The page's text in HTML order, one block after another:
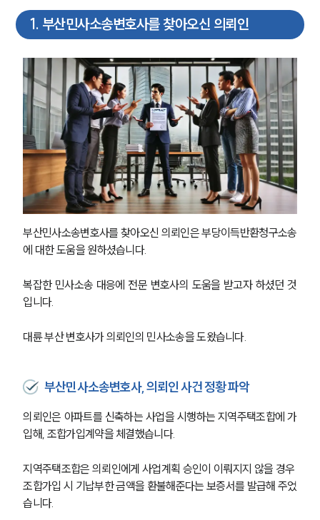
1 . 부산민사소송변호사를 찾아오신 의뢰인
부산민사소송변호사를 찾아오신 의뢰인은 부당이득반환청구소송
에 대한 도움을 원하셨습니다.
복잡한 민사소송 대응에 전문 변호사의 도움을 받고자 하셨던 것
입니다.
대륜 부산 변호사가 의뢰인의 민사소송을 도왔습니다.
부산민사소송변호사, 의뢰인 사건 정황 파악
의뢰인은 아파트를 신축하는 사업을 시행하는 지역주택조합에 가
입해, 조합가입계약을 체결했습니다.
지역주택조합은 의뢰인에게 사업계획 승인이 이뤄지지 않을 경우
조합가입 시 기납부한 금액을 환불해준다는 보증서를 발급해 주었
습니다.